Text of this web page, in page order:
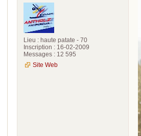
Lieu : haute patate - 70
Inscription : 16-02-2009
Messages : 12 595
Site Web